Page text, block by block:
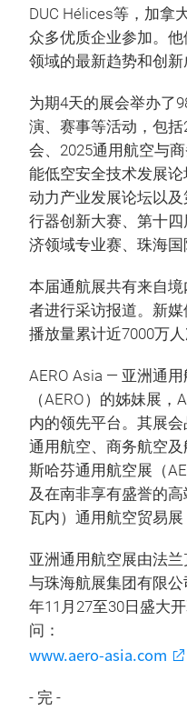
DUC Hélices等，加拿
众多优质企业参加。
领域的最新趋势和创新
为期4天的展会举办了
演、赛事等活动，包
会、2025通用航空与
能低空安全技术发展
动力产业发展论坛以
行器创新大赛、第十
济领域专业赛、珠海国
本届通航展共有来自
者进行采访报道。新
播放量累计近7000万人
AERO Asia — 亚洲通
（AERO）的姊妹展
内的领先平台。其展
通用航空、商务航空
斯哈芬通用航空展（
及在南非享有盛誉的
瓦内）通用航空贸易展
亚洲通用航空展由法
与珠海航展集团有限
年11月27至30日盛大
问：
www.aero-asia.com
- 完 -